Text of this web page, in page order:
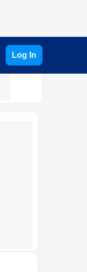
Log In